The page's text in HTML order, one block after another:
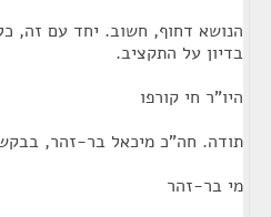
הנושא דחוף, חשוב. יחד עם זה,
בדיון על התקציב.
היו"ר חי קורפו
תודה. חה"כ מיכאל בר-זהר,
מי בר-זהר